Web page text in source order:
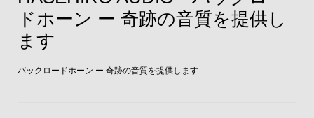
ドホーン ー 奇跡の音質を提供し
ます
バックロードホーン ー 奇跡の音質を提供します